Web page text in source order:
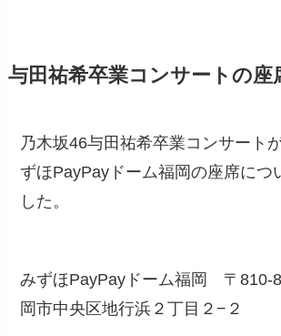
与田祐希卒業コンサートの座
乃木坂46与田祐希卒業コンサート
ずほPayPayドーム福岡の座席につ
した。
みずほPayPayドーム福岡 〒810-
岡市中央区地行浜２丁目２−２